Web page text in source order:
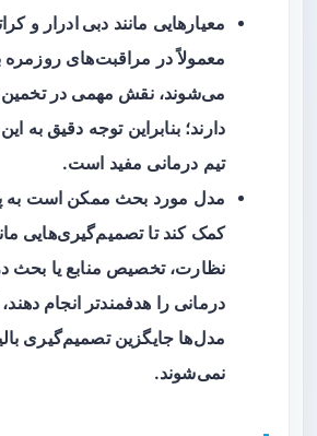
معیارهایی مانند دبی ادرار و
معمولاً در مراقبت‌های
می‌شوند، نقش مهمی در
دارند؛ بنابراین توجه دقیق به
تیم درمانی مفید است.
مدل مورد بحث ممکن است به
کمک کند تا تصمیم‌گیری‌هایی
نظارت، تخصیص منابع یا بحث
درمانی را هدفمندتر انجام دهند،
مدل‌ها جایگزین تصمیم‌گیری
نمی‌شوند.